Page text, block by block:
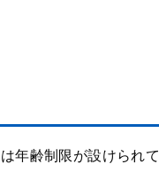
年齢制限が設けられ